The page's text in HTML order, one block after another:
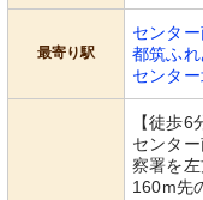
最寄り駅
センタ
都筑ふ
センタ
【徒歩6
センタ
察署を左
160m先